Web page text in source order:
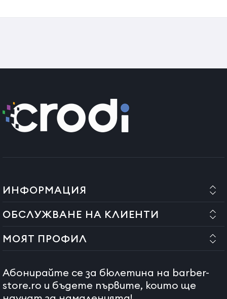
ИНФОРМАЦИЯ
ОБСЛУЖВАНЕ НА КЛИЕНТИ
МОЯТ ПРОФИЛ
Абонирайте се за бюлетина на barber-
store.ro и бъдете първите, които ще